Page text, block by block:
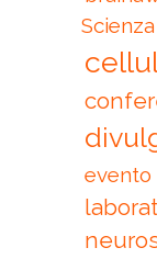
Scienza
evento